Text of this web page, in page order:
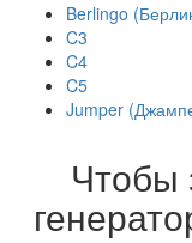
Berlingo
C3
C4
C5
Jumper
Чтобы